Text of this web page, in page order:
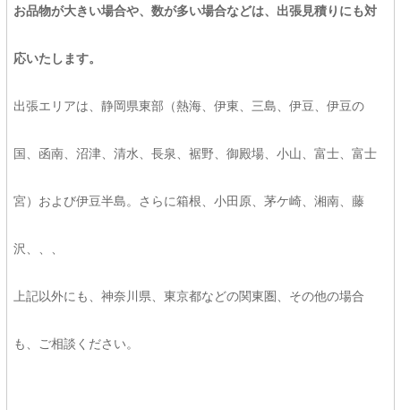
お品物が大きい場合や、数が多い場合などは、出張見積りにも対
応いたします。
出張エリアは、静岡県東部（熱海、伊東、三島、伊豆、伊豆の
国、函南、沼津、清水、長泉、裾野、御殿場、小山、富士、富士
宮）および伊豆半島。さらに箱根、小田原、茅ケ崎、湘南、藤
沢、、、
上記以外にも、神奈川県、東京都などの関東圏、その他の場合
も、ご相談ください。